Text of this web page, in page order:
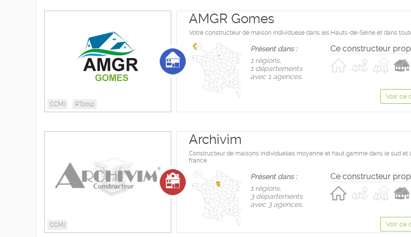
CCMI RT2012
AMGR Gomes
Votre constructeur de maison individuelle dans les Hauts-de-Seine et dans
Présent dans :
1 règions,
1 départements
avec 1 agences.
Ce constructeur
Voir ce
CCMI
Archivim
Constructeur de maisons individuelles moyenne et haut gamme dans le sud et
france
Présent dans :
1 règions,
3 départements
avec 3 agences.
Ce constructeur
Voir ce